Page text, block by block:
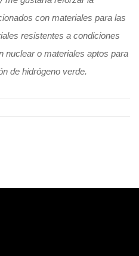
con materiales para las
resistentes a condiciones
nuclear o materiales aptos para
de hidrógeno verde.